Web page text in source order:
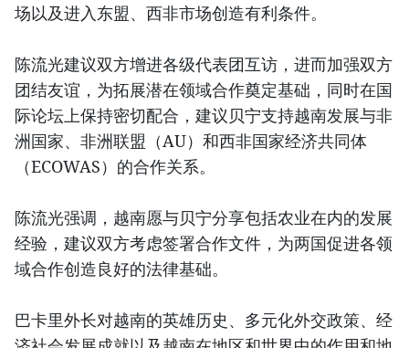
场以及进入东盟、西非市场创造有利条件。
陈流光建议双方增进各级代表团互访，进而加强双方
团结友谊，为拓展潜在领域合作奠定基础，同时在国
际论坛上保持密切配合，建议贝宁支持越南发展与非
洲国家、非洲联盟（AU）和西非国家经济共同体
（ECOWAS）的合作关系。
陈流光强调，越南愿与贝宁分享包括农业在内的发展
经验，建议双方考虑签署合作文件，为两国促进各领
域合作创造良好的法律基础。
巴卡里外长对越南的英雄历史、多元化外交政策、经